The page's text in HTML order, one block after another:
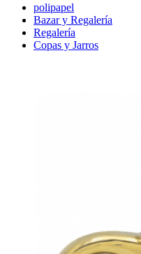
polipapel
Bazar y Regalería
Regalería
Copas y Jarros